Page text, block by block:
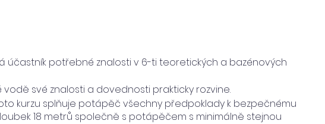
účastník potřebné znalosti v 6-ti teoretických a bazénových
své znalosti a dovednosti prakticky rozvine.
kurzu splňuje potápěč všechny předpoklady k bezpečnému
18 metrů společně s potápěčem s minimálně stejnou